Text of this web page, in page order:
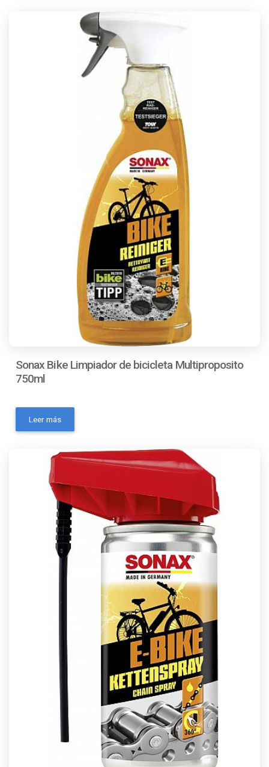
Sonax Bike Limpiador de bicicleta Multiproposito
750ml
limpiador bicicleta- Codigo Ean: 4056554003413-
Código universal de producto: No Aplica- Condición del
Incluye desengrasante: SiContactanos a traves de los
siguientes medios: Whatsapp Correo electronico
Leer más